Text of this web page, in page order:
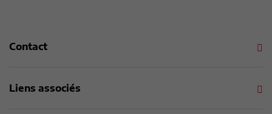
Contact
Liens associés